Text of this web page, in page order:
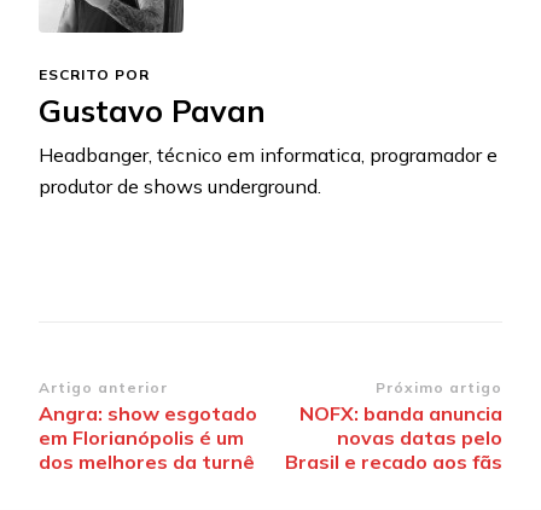
ESCRITO POR
Gustavo Pavan
Headbanger, técnico em informatica, programador e
produtor de shows underground.
Navegação
de
post
Artigo anterior
Angra: show esgotado
em Florianópolis é um
dos melhores da turnê
Próximo artigo
NOFX: banda anuncia
novas datas pelo
Brasil e recado aos fãs